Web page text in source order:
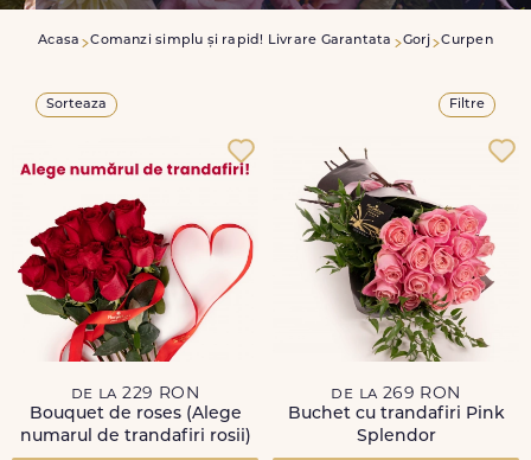
Acasa Comanzi simplu și rapid! Livrare Garantata Gorj Curpen
Sorteaza Filtre
de la 229 RON
Bouquet de roses (Alege
numarul de trandafiri rosii)
de la 269 RON
Buchet cu trandafiri Pink
Splendor